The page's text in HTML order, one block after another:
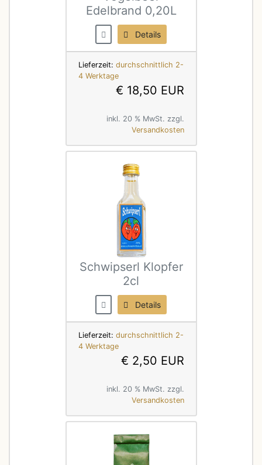
Edelbrand 0,20L
Details
Lieferzeit: durchschnittlich 2-
4 Werktage
€ 18,50 EUR
inkl. 20 % MwSt. zzgl.
Versandkosten
Schwipserl Klopfer
2cl
Details
Lieferzeit: durchschnittlich 2-
4 Werktage
€ 2,50 EUR
inkl. 20 % MwSt. zzgl.
Versandkosten